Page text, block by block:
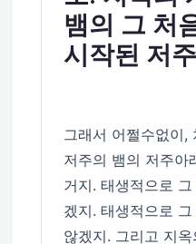
뱀의 그 처
시작된 저
그래서 어쩔수없이,
저주의 뱀의 저주아
거지. 태생적으로
겠지. 태생적으로
않겠지. 그리고 지